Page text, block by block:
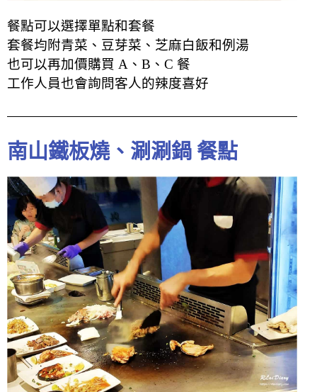
餐點可以選擇單點和套餐
套餐均附青菜、豆芽菜、芝麻白飯和例湯
也可以再加價購買 A、B、C 餐
工作人員也會詢問客人的辣度喜好
南山鐵板燒、涮涮鍋 餐點